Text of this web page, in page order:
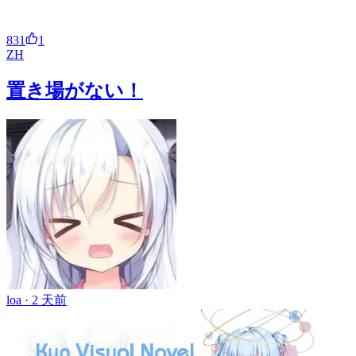
831
1
ZH
置き場がない！
loa · 2 天前